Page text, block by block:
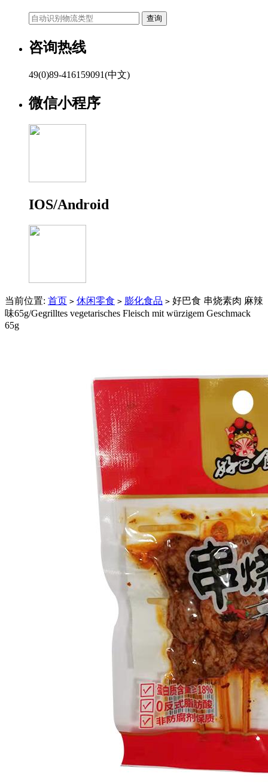
咨询热线
49(0)89-416159091(中文)
微信小程序
IOS/Android
当前位置: 首页 > 休闲零食 > 膨化食品 > 好巴食 串烧素肉 麻辣
味65g/Gegrilltes vegetarisches Fleisch mit würzigem Geschmack
65g